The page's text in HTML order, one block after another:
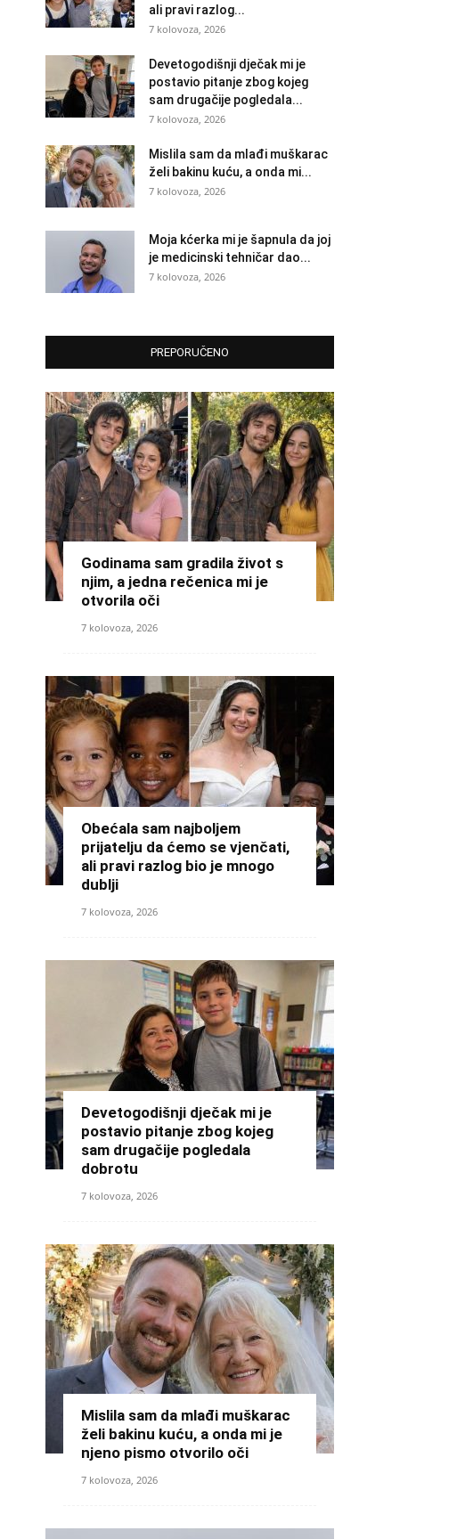
ali pravi razlog...
7 kolovoza, 2026
Devetogodišnji dječak mi je
postavio pitanje zbog kojeg
sam drugačije pogledala...
7 kolovoza, 2026
Mislila sam da mlađi muškarac
želi bakinu kuću, a onda mi...
7 kolovoza, 2026
Moja kćerka mi je šapnula da joj
je medicinski tehničar dao...
7 kolovoza, 2026
PREPORUČENO
Godinama sam gradila život s
njim, a jedna rečenica mi je
otvorila oči
7 kolovoza, 2026
Obećala sam najboljem
prijatelju da ćemo se vjenčati,
ali pravi razlog bio je mnogo
dublji
7 kolovoza, 2026
Devetogodišnji dječak mi je
postavio pitanje zbog kojeg
sam drugačije pogledala
dobrotu
7 kolovoza, 2026
Mislila sam da mlađi muškarac
želi bakinu kuću, a onda mi je
njeno pismo otvorilo oči
7 kolovoza, 2026